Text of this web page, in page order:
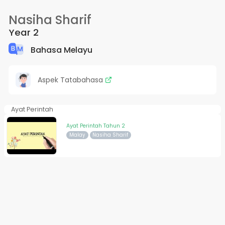
Nasiha Sharif
Year 2
Bahasa Melayu
Aspek Tatabahasa
Ayat Perintah
Ayat Perintah Tahun 2
Malay Nasiha Sharif